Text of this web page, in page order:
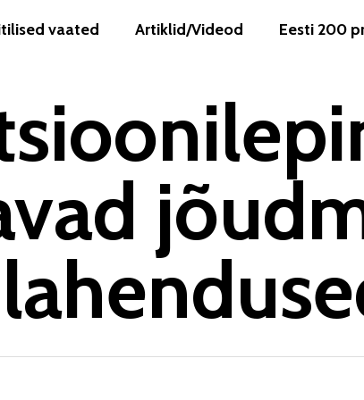
vaated Artiklid/Videod Eesti 200